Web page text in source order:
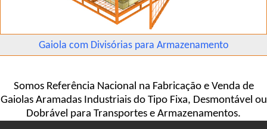
Gaiola com Divisórias para Armazenamento
Somos Referência Nacional na Fabricação e Venda de
Gaiolas Aramadas Industriais do Tipo Fixa, Desmontável ou
Dobrável para Transportes e Armazenamentos.